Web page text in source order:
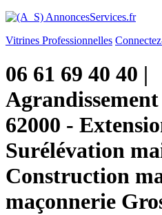
Vitrines Professionnelles
06 61 69 40 40 |
62000 -
Surélévation
Construction
maçonnerie